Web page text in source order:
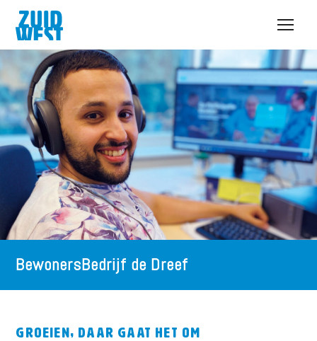
Open
BewonersBedrijf de Dreef
groeien, daar gaat het om